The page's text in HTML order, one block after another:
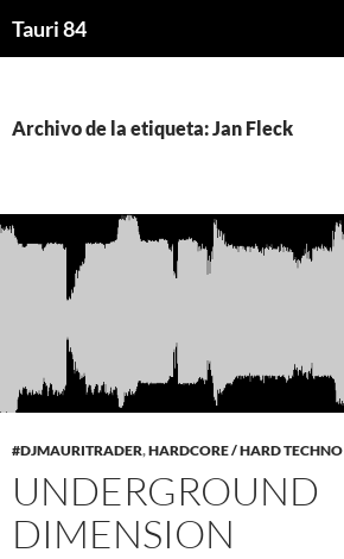
Tauri 84
Archivo de la etiqueta: Jan Fleck
#DJMAURITRADER,HARDCORE / HARD TECHNO
UNDERGROUND
DIMENSION